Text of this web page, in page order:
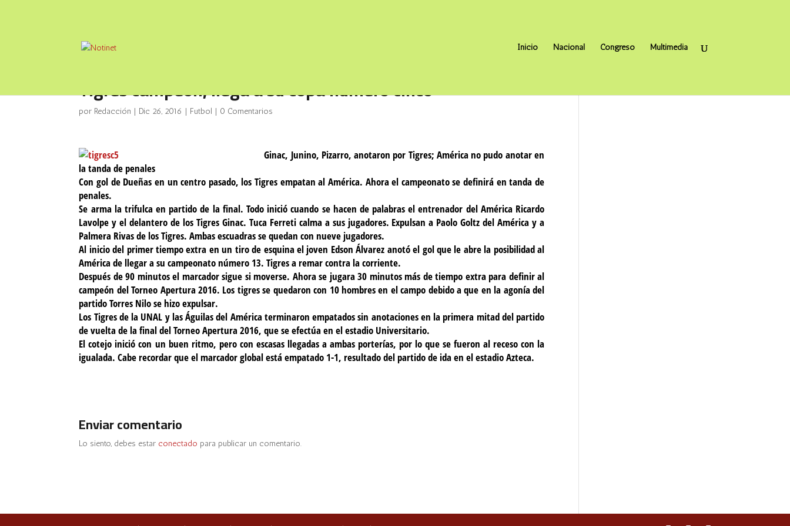
Inicio Nacional Congreso Multimedia
Tigres campeón, llega a su copa número cinco
por Redacción | Dic 26, 2016 | Futbol | 0 Comentarios
Ginac, Junino, Pizarro, anotaron por Tigres; América no pudo anotar en
la tanda de penales
Con gol de Dueñas en un centro pasado, los Tigres empatan al América. Ahora el campeonato se definirá en tanda de
penales.
Se arma la trifulca en partido de la final. Todo inició cuando se hacen de palabras el entrenador del América Ricardo
Lavolpe y el delantero de los Tigres Ginac. Tuca Ferreti calma a sus jugadores. Expulsan a Paolo Goltz del América y a
Palmera Rivas de los Tigres. Ambas escuadras se quedan con nueve jugadores.
Al inicio del primer tiempo extra en un tiro de esquina el joven Edson Álvarez anotó el gol que le abre la posibilidad al
América de llegar a su campeonato número 13. Tigres a remar contra la corriente.
Después de 90 minutos el marcador sigue si moverse. Ahora se jugara 30 minutos más de tiempo extra para definir al
campeón del Torneo Apertura 2016. Los tigres se quedaron con 10 hombres en el campo debido a que en la agonía del
partido Torres Nilo se hizo expulsar.
Los Tigres de la UNAL y las Águilas del América terminaron empatados sin anotaciones en la primera mitad del partido
de vuelta de la final del Torneo Apertura 2016, que se efectúa en el estadio Universitario.
El cotejo inició con un buen ritmo, pero con escasas llegadas a ambas porterías, por lo que se fueron al receso con la
igualada. Cabe recordar que el marcador global está empatado 1-1, resultado del partido de ida en el estadio Azteca.
Enviar comentario
Lo siento, debes estar conectado para publicar un comentario.